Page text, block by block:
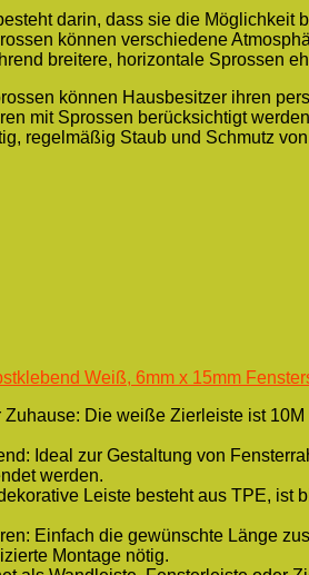
darin, dass sie die
können verschiedene
breitere, horizontale Sprossen
können Hausbesitzer ihren
mit Sprossen berücksichtigt
regelmäßig Staub und Schmutz
Weiß, 6mm x 15mm
Die weiße Zierleiste ist
Ideal zur Gestaltung von
werden.
Leiste besteht aus TPE, ist
Einfach die gewünschte Länge
Montage nötig.